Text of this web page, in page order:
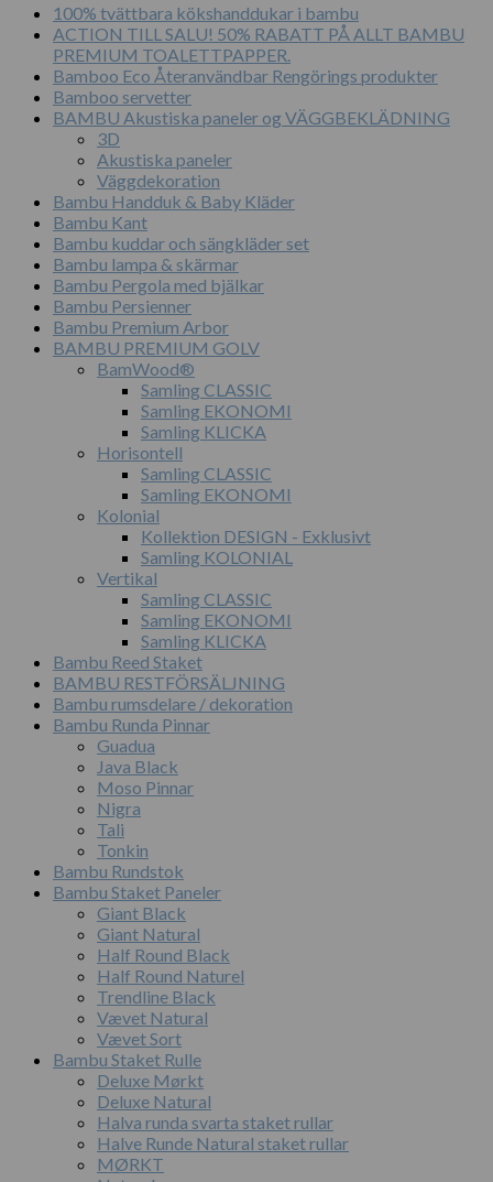
100% tvättbara kökshanddukar i bambu
ACTION TILL SALU! 50% RABATT PÅ ALLT BAMBU
PREMIUM TOALETTPAPPER.
Bamboo Eco Återanvändbar Rengörings produkter
Bamboo servetter
BAMBU Akustiska paneler og VÄGGBEKLÄDNING
3D
Akustiska paneler
Väggdekoration
Bambu Handduk & Baby Kläder
Bambu Kant
Bambu kuddar och sängkläder set
Bambu lampa & skärmar
Bambu Pergola med bjälkar
Bambu Persienner
Bambu Premium Arbor
BAMBU PREMIUM GOLV
BamWood®
Samling CLASSIC
Samling EKONOMI
Samling KLICKA
Horisontell
Samling CLASSIC
Samling EKONOMI
Kolonial
Kollektion DESIGN - Exklusivt
Samling KOLONIAL
Vertikal
Samling CLASSIC
Samling EKONOMI
Samling KLICKA
Bambu Reed Staket
BAMBU RESTFÖRSÄLJNING
Bambu rumsdelare / dekoration
Bambu Runda Pinnar
Guadua
Java Black
Moso Pinnar
Nigra
Tali
Tonkin
Bambu Rundstok
Bambu Staket Paneler
Giant Black
Giant Natural
Half Round Black
Half Round Naturel
Trendline Black
Vævet Natural
Vævet Sort
Bambu Staket Rulle
Deluxe Mørkt
Deluxe Natural
Halva runda svarta staket rullar
Halve Runde Natural staket rullar
MØRKT